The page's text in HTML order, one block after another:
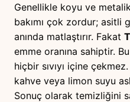
Genellikle koyu ve
bakımı çok zordur; asitli
anında matlaştırır. Fakat
emme oranına sahiptir.
hiçbir sıvıyı içine
kahve veya limon suyu
Sonuç olarak temizliğini